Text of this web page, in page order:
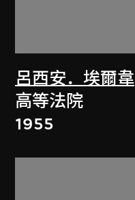
呂西安．埃爾韋
高等法院
1955